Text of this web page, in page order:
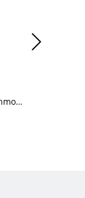
Deckenleuchte zur Deckenmontage in Kopfsteinpflasterform, Weiß/Holzoptik, Walnussfarbe, für Schlafzimmer